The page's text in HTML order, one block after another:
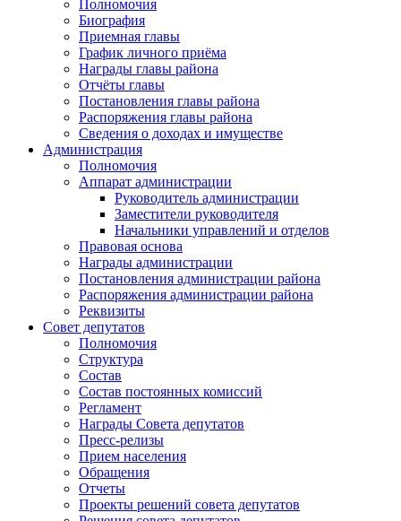
Полномочия
Биография
Приемная главы
График личного приёма
Награды главы района
Отчёты главы
Постановления главы района
Распоряжения главы района
Сведения о доходах и имуществе
Администрация
Полномочия
Аппарат администрации
Руководитель администрации
Заместители руководителя
Начальники управлений и отделов
Правовая основа
Награды администрации
Постановления администрации района
Распоряжения администрации района
Реквизиты
Совет депутатов
Полномочия
Структура
Состав
Состав постоянных комиссий
Регламент
Награды Совета депутатов
Пресс-релизы
Прием населения
Обращения
Отчеты
Проекты решений совета депутатов